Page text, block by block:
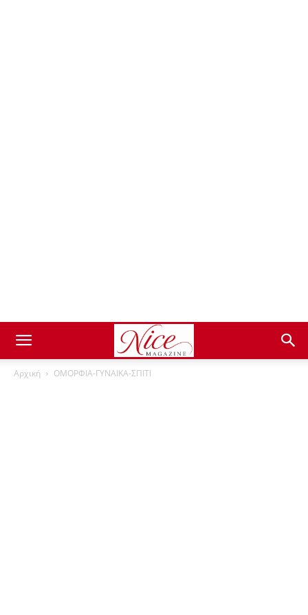
Αρχική ΟΜΟΡΦΙΑ-ΓΥΝΑΙΚΑ-ΣΠΙΤΙ